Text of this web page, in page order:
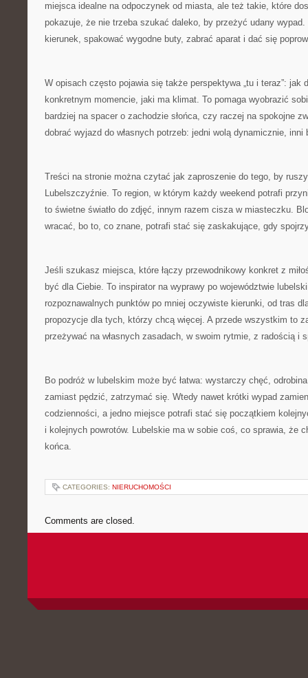
miejsca idealne na odpoczynek od miasta, ale też takie, które
pokazuje, że nie trzeba szukać daleko, by przeżyć udany
kierunek, spakować wygodne buty, zabrać aparat i dać się
W opisach często pojawia się także perspektywa „tu i teraz”: jak
konkretnym momencie, jaki ma klimat. To pomaga wyobrazić
bardziej na spacer o zachodzie słońca, czy raczej na spokojne
dobrać wyjazd do własnych potrzeb: jedni wolą dynamicznie, inni
Treści na stronie można czytać jak zaproszenie do tego, by
Lubelszczyźnie. To region, w którym każdy weekend potrafi
to świetne światło do zdjęć, innym razem cisza w miasteczku.
wracać, bo to, co znane, potrafi stać się zaskakujące, gdy
Jeśli szukasz miejsca, które łączy przewodnikowy konkret z
być dla Ciebie. To inspirator na wyprawy po województwie
rozpoznawalnych punktów po mniej oczywiste kierunki, od tras
propozycje dla tych, którzy chcą więcej. A przede wszystkim to
przeżywać na własnych zasadach, w swoim rytmie, z radością i
Bo podróż w lubelskim może być łatwa: wystarczy chęć,
zamiast pędzić, zatrzymać się. Wtedy nawet krótki wypad
codzienności, a jedno miejsce potrafi stać się początkiem
i kolejnych powrotów. Lubelskie ma w sobie coś, co sprawia, że
końca.
CATEGORIES: NIERUCHOMOŚCI
Comments are closed.